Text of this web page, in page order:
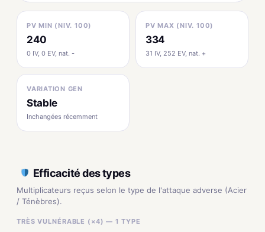
PV MIN (NIV. 100)
240
0 IV, 0 EV, nat. -
PV MAX (NIV. 100)
334
31 IV, 252 EV, nat. +
VARIATION GEN
Stable
Inchangées récemment
Efficacité des types
Multiplicateurs reçus selon le type de l'attaque adverse (Acier
/ Ténèbres).
TRÈS VULNÉRABLE (×4) — 1 TYPE